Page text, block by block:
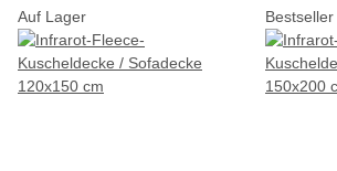
Auf Lager Bestseller